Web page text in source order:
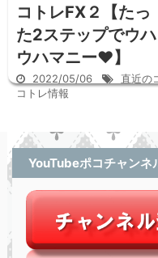
コトレFX２【たっ
た2ステップでウハ
ウハマニー♥】
2022/05/06
直近の
コトレ情報
YouTubeポコチャンネ